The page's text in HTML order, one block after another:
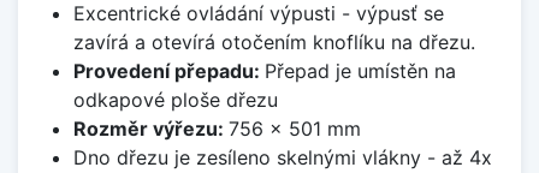
Excentrické ovládání výpusti - výpusť se
zavírá a otevírá otočením knoflíku na dřezu.
Provedení přepadu: Přepad je umístěn na
odkapové ploše dřezu
Rozměr výřezu: 756 x 501 mm
Dno dřezu je zesíleno skelnými vlákny - až 4x